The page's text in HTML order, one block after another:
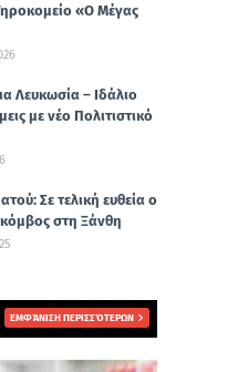
«Ο Μέγας
Λευκωσία – Ιδάλιο
με νέο Πολιτιστικό
Σε τελική ευθεία ο
κόμβος στη Ξάνθη
ΕΜΦΆΝΙΣΗ ΠΕΡΙΣΣΌΤΕΡΩΝ